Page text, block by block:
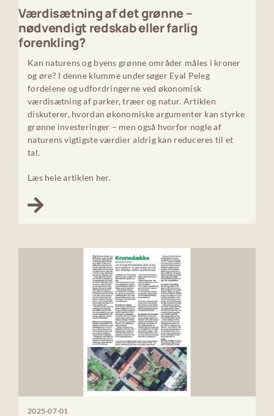
Værdisætning af det grønne –
nødvendigt redskab eller farlig
forenkling?
Kan naturens og byens grønne områder måles i kroner
og øre? I denne klumme undersøger Eyal Peleg
fordelene og udfordringerne ved økonomisk
værdisætning af parker, træer og natur. Artiklen
diskuterer, hvordan økonomiske argumenter kan styrke
grønne investeringer – men også hvorfor nogle af
naturens vigtigste værdier aldrig kan reduceres til et
tal.
Læs hele artiklen her.
2025-07-01